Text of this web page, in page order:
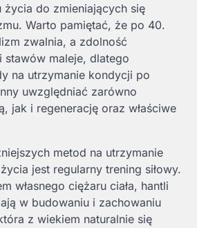
życia do zmieniających się
Warto pamiętać, że po 40.
zwalnia, a zdolność
stawów maleje, dlatego
na utrzymanie kondycji po
uwzględniać zarówno
jak i regenerację oraz właściwe
metod na utrzymanie
jest regularny trening siłowy.
własnego ciężaru ciała, hantli
w budowaniu i zachowaniu
z wiekiem naturalnie się